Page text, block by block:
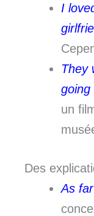
I
They
going
un
Des
As